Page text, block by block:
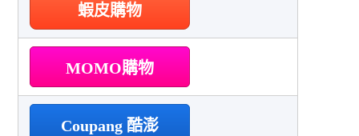
蝦皮購物
MOMO購物
Coupang 酷澎